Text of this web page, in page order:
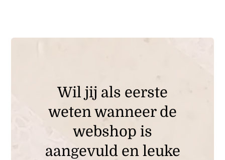
Wil jij als eerste
weten wanneer de
webshop is
aangevuld en leuke